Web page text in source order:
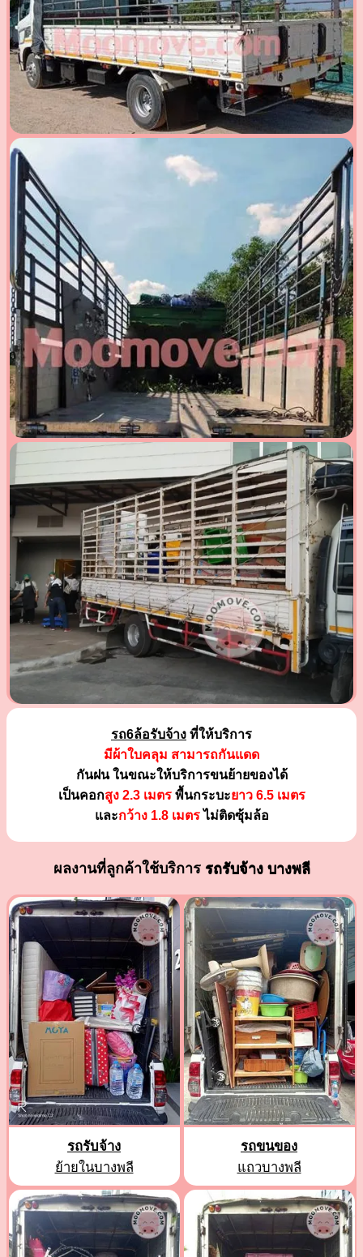
รถ6ล้อรับจ้าง ที่ให้บริการ
มีผ้าใบคลุม สามารถกันแดด
กันฝน ในขณะให้บริการขนย้ายของได้
เป็นคอกสูง 2.3 เมตรพื้นกระบะยาว 6.5 เมตร
และกว้าง 1.8 เมตรไม่ติดซุ้มล้อ
ผลงานที่ลูกค้าใช้บริการ รถรับจ้าง บางพลี
รถรับจ้าง
ย้ายในบางพลี
รถขนของ
แถวบางพลี